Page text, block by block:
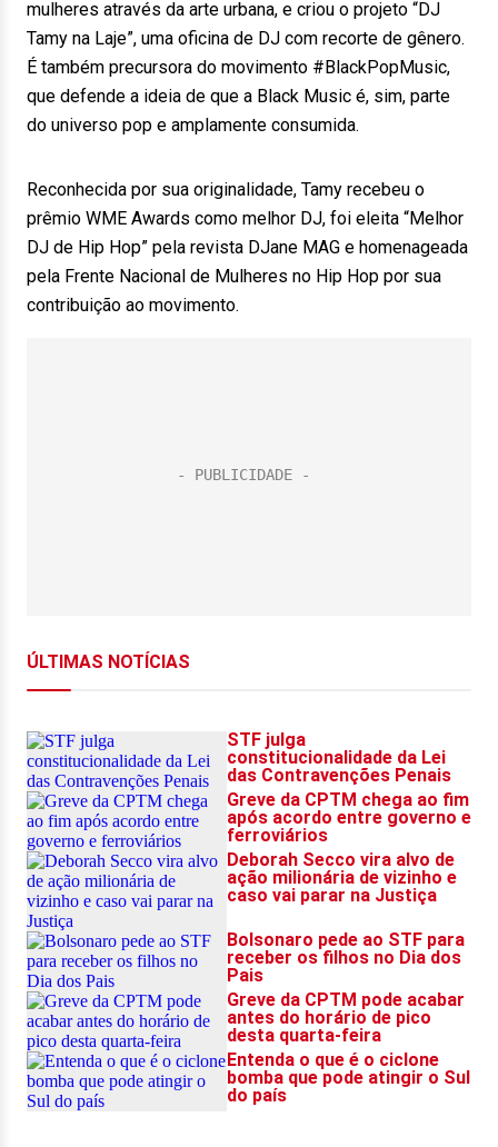
mulheres através da arte urbana, e criou o projeto “DJ
Tamy na Laje”, uma oficina de DJ com recorte de gênero.
É também precursora do movimento #BlackPopMusic,
que defende a ideia de que a Black Music é, sim, parte
do universo pop e amplamente consumida.
Reconhecida por sua originalidade, Tamy recebeu o
prêmio WME Awards como melhor DJ, foi eleita “Melhor
DJ de Hip Hop” pela revista DJane MAG e homenageada
pela Frente Nacional de Mulheres no Hip Hop por sua
contribuição ao movimento.